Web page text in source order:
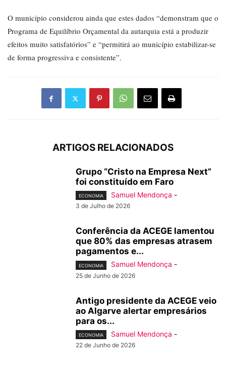
O município considerou ainda que estes dados “demonstram que o
Programa de Equilíbrio Orçamental da autarquia está a produzir
efeitos muito satisfatórios” e “permitirá ao município estabilizar-se
de forma progressiva e consistente”.
ARTIGOS RELACIONADOS
Grupo “Cristo na Empresa Next”
foi constituído em Faro
ECONOMIA Samuel Mendonça -
3 de Julho de 2026
Conferência da ACEGE lamentou
que 80% das empresas atrasem
pagamentos e...
ECONOMIA Samuel Mendonça -
25 de Junho de 2026
Antigo presidente da ACEGE veio
ao Algarve alertar empresários
para os...
ECONOMIA Samuel Mendonça -
22 de Junho de 2026